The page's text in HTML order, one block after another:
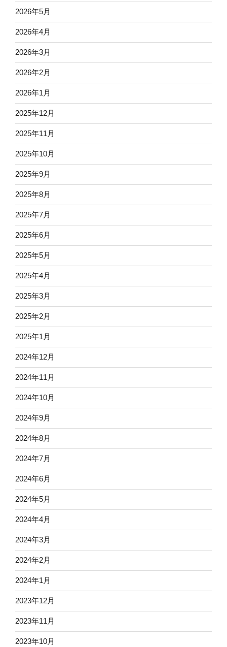
2026年5月
2026年4月
2026年3月
2026年2月
2026年1月
2025年12月
2025年11月
2025年10月
2025年9月
2025年8月
2025年7月
2025年6月
2025年5月
2025年4月
2025年3月
2025年2月
2025年1月
2024年12月
2024年11月
2024年10月
2024年9月
2024年8月
2024年7月
2024年6月
2024年5月
2024年4月
2024年3月
2024年2月
2024年1月
2023年12月
2023年11月
2023年10月